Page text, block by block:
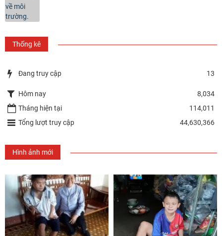
Thống kê
Đang truy cập 13
Hôm nay
8,034
Tháng hiện tại
114,011
Tổng lượt truy cập
44,630,366
Hình ảnh mới